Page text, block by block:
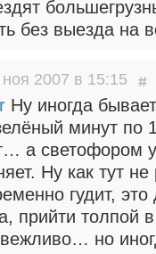
без выезда на
ноя 2007 в 15:15
Ну иногда
минут по
а светофором
Ну как тут
гудит, это
прийти толпой
но